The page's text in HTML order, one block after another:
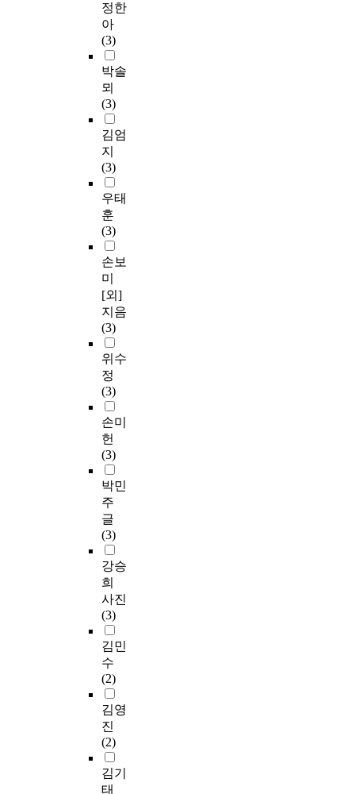
정한
아
(3)
박솔
뫼
(3)
김엄
지
(3)
우태
훈
(3)
손보
미
[외]
지음
(3)
위수
정
(3)
손미
헌
(3)
박민
주
글
(3)
강승
희
사진
(3)
김민
수
(2)
김영
진
(2)
김기
태